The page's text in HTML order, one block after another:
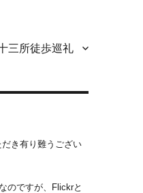
三所徒歩巡礼
き有り難うござい
のですが、Flickrと